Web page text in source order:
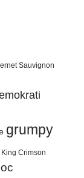
Sauvignon
grumpy
King Crimson